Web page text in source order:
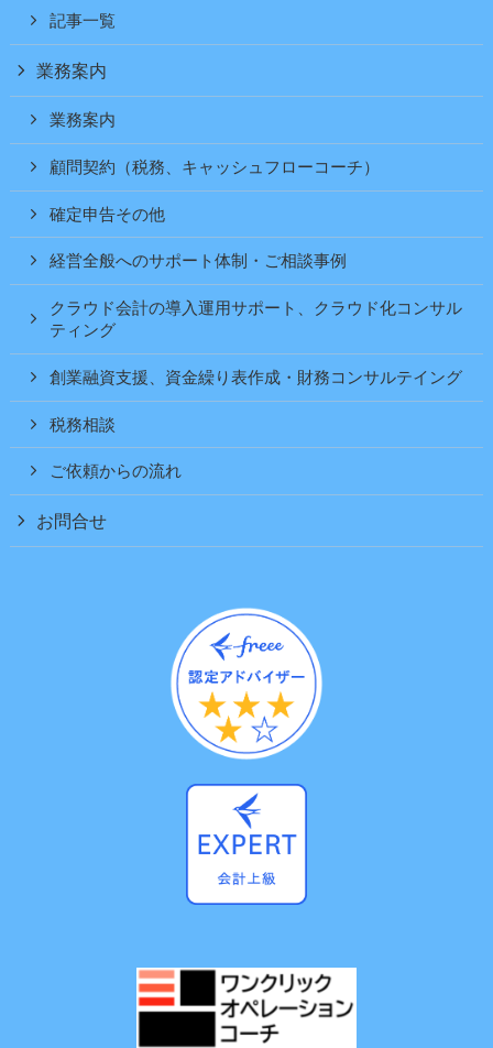
記事一覧
業務案内
業務案内
顧問契約（税務、キャッシュフローコーチ）
確定申告その他
経営全般へのサポート体制・ご相談事例
クラウド会計の導入運用サポート、クラウド化コンサル
ティング
創業融資支援、資金繰り表作成・財務コンサルテイング
税務相談
ご依頼からの流れ
お問合せ